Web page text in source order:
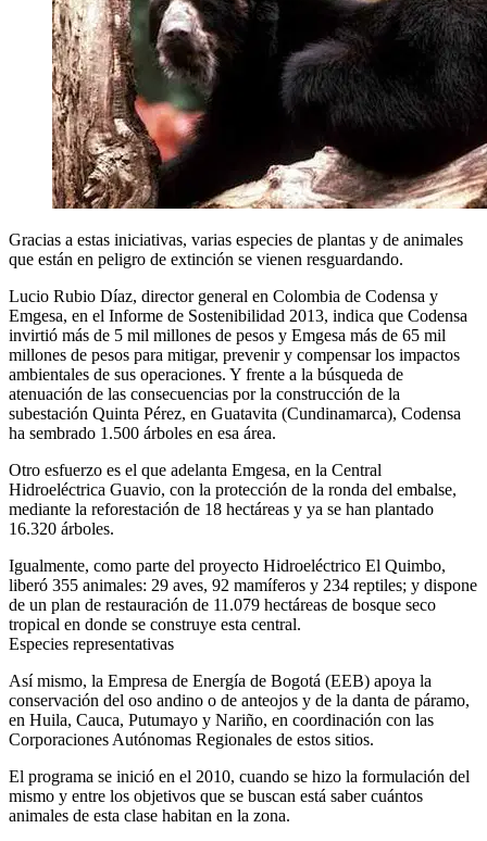
Gracias a estas iniciativas, varias especies de plantas y de animales
que están en peligro de extinción se vienen resguardando.
Lucio Rubio Díaz, director general en Colombia de Codensa y
Emgesa, en el Informe de Sostenibilidad 2013, indica que Codensa
invirtió más de 5 mil millones de pesos y Emgesa más de 65 mil
millones de pesos para mitigar, prevenir y compensar los impactos
ambientales de sus operaciones. Y frente a la búsqueda de
atenuación de las consecuencias por la construcción de la
subestación Quinta Pérez, en Guatavita (Cundinamarca), Codensa
ha sembrado 1.500 árboles en esa área.
Otro esfuerzo es el que adelanta Emgesa, en la Central
Hidroeléctrica Guavio, con la protección de la ronda del embalse,
mediante la reforestación de 18 hectáreas y ya se han plantado
16.320 árboles.
Igualmente, como parte del proyecto Hidroeléctrico El Quimbo,
liberó 355 animales: 29 aves, 92 mamíferos y 234 reptiles; y dispone
de un plan de restauración de 11.079 hectáreas de bosque seco
tropical en donde se construye esta central.
Especies representativas
Así mismo, la Empresa de Energía de Bogotá (EEB) apoya la
conservación del oso andino o de anteojos y de la danta de páramo,
en Huila, Cauca, Putumayo y Nariño, en coordinación con las
Corporaciones Autónomas Regionales de estos sitios.
El programa se inició en el 2010, cuando se hizo la formulación del
mismo y entre los objetivos que se buscan está saber cuántos
animales de esta clase habitan en la zona.